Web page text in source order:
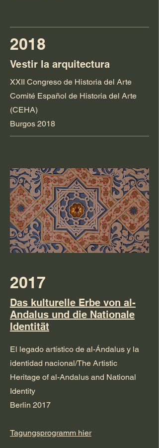
2018
Vestir la arquitectura
XXII Congreso de Historia del Arte
Comité Español de Historia del Arte
(CEHA)
Burgos 2018
2017
Das kulturelle Erbe von al-
Andalus und die Nationale
Identität
El legado artístico de al-Ándalus y la
identidad nacional/The Artistic
Heritage of al-Andalus and National
Identity
Berlin 2017
Tagungsprogramm hier